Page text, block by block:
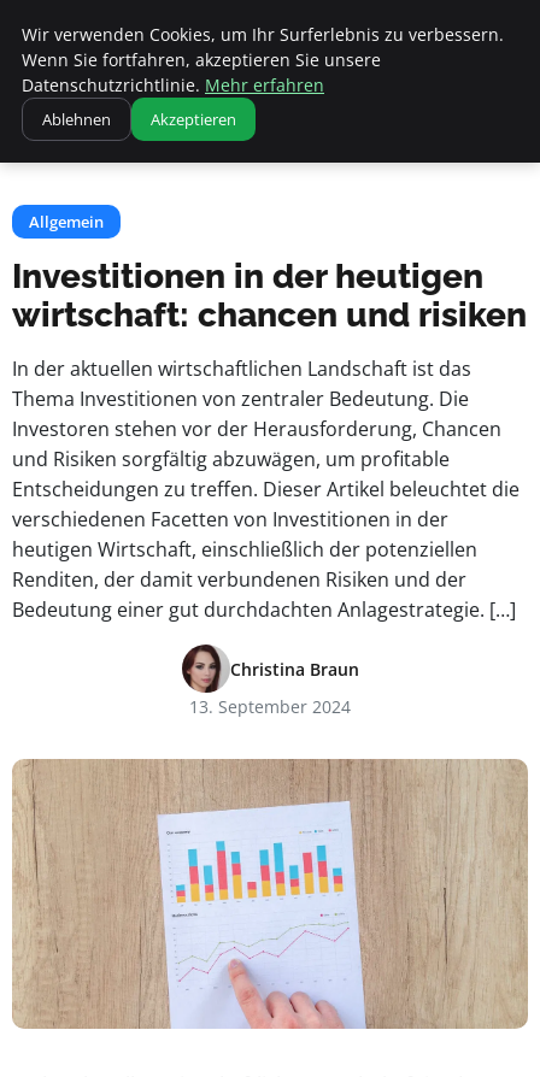
Apemania Shop
Startseite
Allgemein
Investitionen in der heutigen wirtschaft: chancen und risiken
Allgemein
Investitionen in der heutigen
wirtschaft: chancen und risiken
In der aktuellen wirtschaftlichen Landschaft ist das
Thema Investitionen von zentraler Bedeutung. Die
Investoren stehen vor der Herausforderung, Chancen
und Risiken sorgfältig abzuwägen, um profitable
Entscheidungen zu treffen. Dieser Artikel beleuchtet die
verschiedenen Facetten von Investitionen in der
heutigen Wirtschaft, einschließlich der potenziellen
Renditen, der damit verbundenen Risiken und der
Bedeutung einer gut durchdachten Anlagestrategie. […]
Christina Braun
13. September 2024
Wir verwenden Cookies, um Ihr Surferlebnis zu verbessern.
Wenn Sie fortfahren, akzeptieren Sie unsere
Datenschutzrichtlinie. Mehr erfahren
Ablehnen Akzeptieren